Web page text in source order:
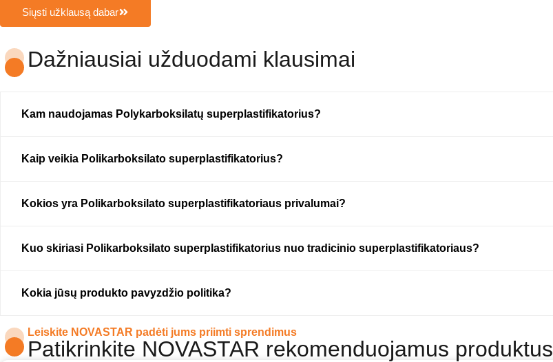
Siųsti užklausą dabar
Dažniausiai užduodami klausimai
Kam naudojamas Polykarboksilatų superplastifikatorius?
Kaip veikia Polikarboksilato superplastifikatorius?
Kokios yra Polikarboksilato superplastifikatoriaus privalumai?
Kuo skiriasi Polikarboksilato superplastifikatorius nuo tradicinio superplastifikatoriaus?
Kokia jūsų produkto pavyzdžio politika?
Leiskite NOVASTAR padėti jums priimti sprendimus
Patikrinkite NOVASTAR rekomenduojamus produktus